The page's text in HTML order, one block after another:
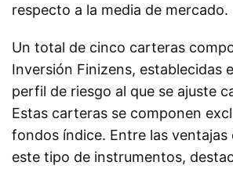
respecto a la media de mercado.
Un total de cinco carteras
Inversión Finizens, establecidas
perfil de riesgo al que se ajuste
Estas carteras se componen
fondos índice. Entre las
este tipo de instrumentos,